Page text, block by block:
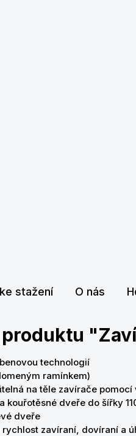
stažení O nás
technologií
ramínkem)
na těle zavírače pomocí
kouřotěsné dveře do šířky
dveře
zavíraní, dovíraní a